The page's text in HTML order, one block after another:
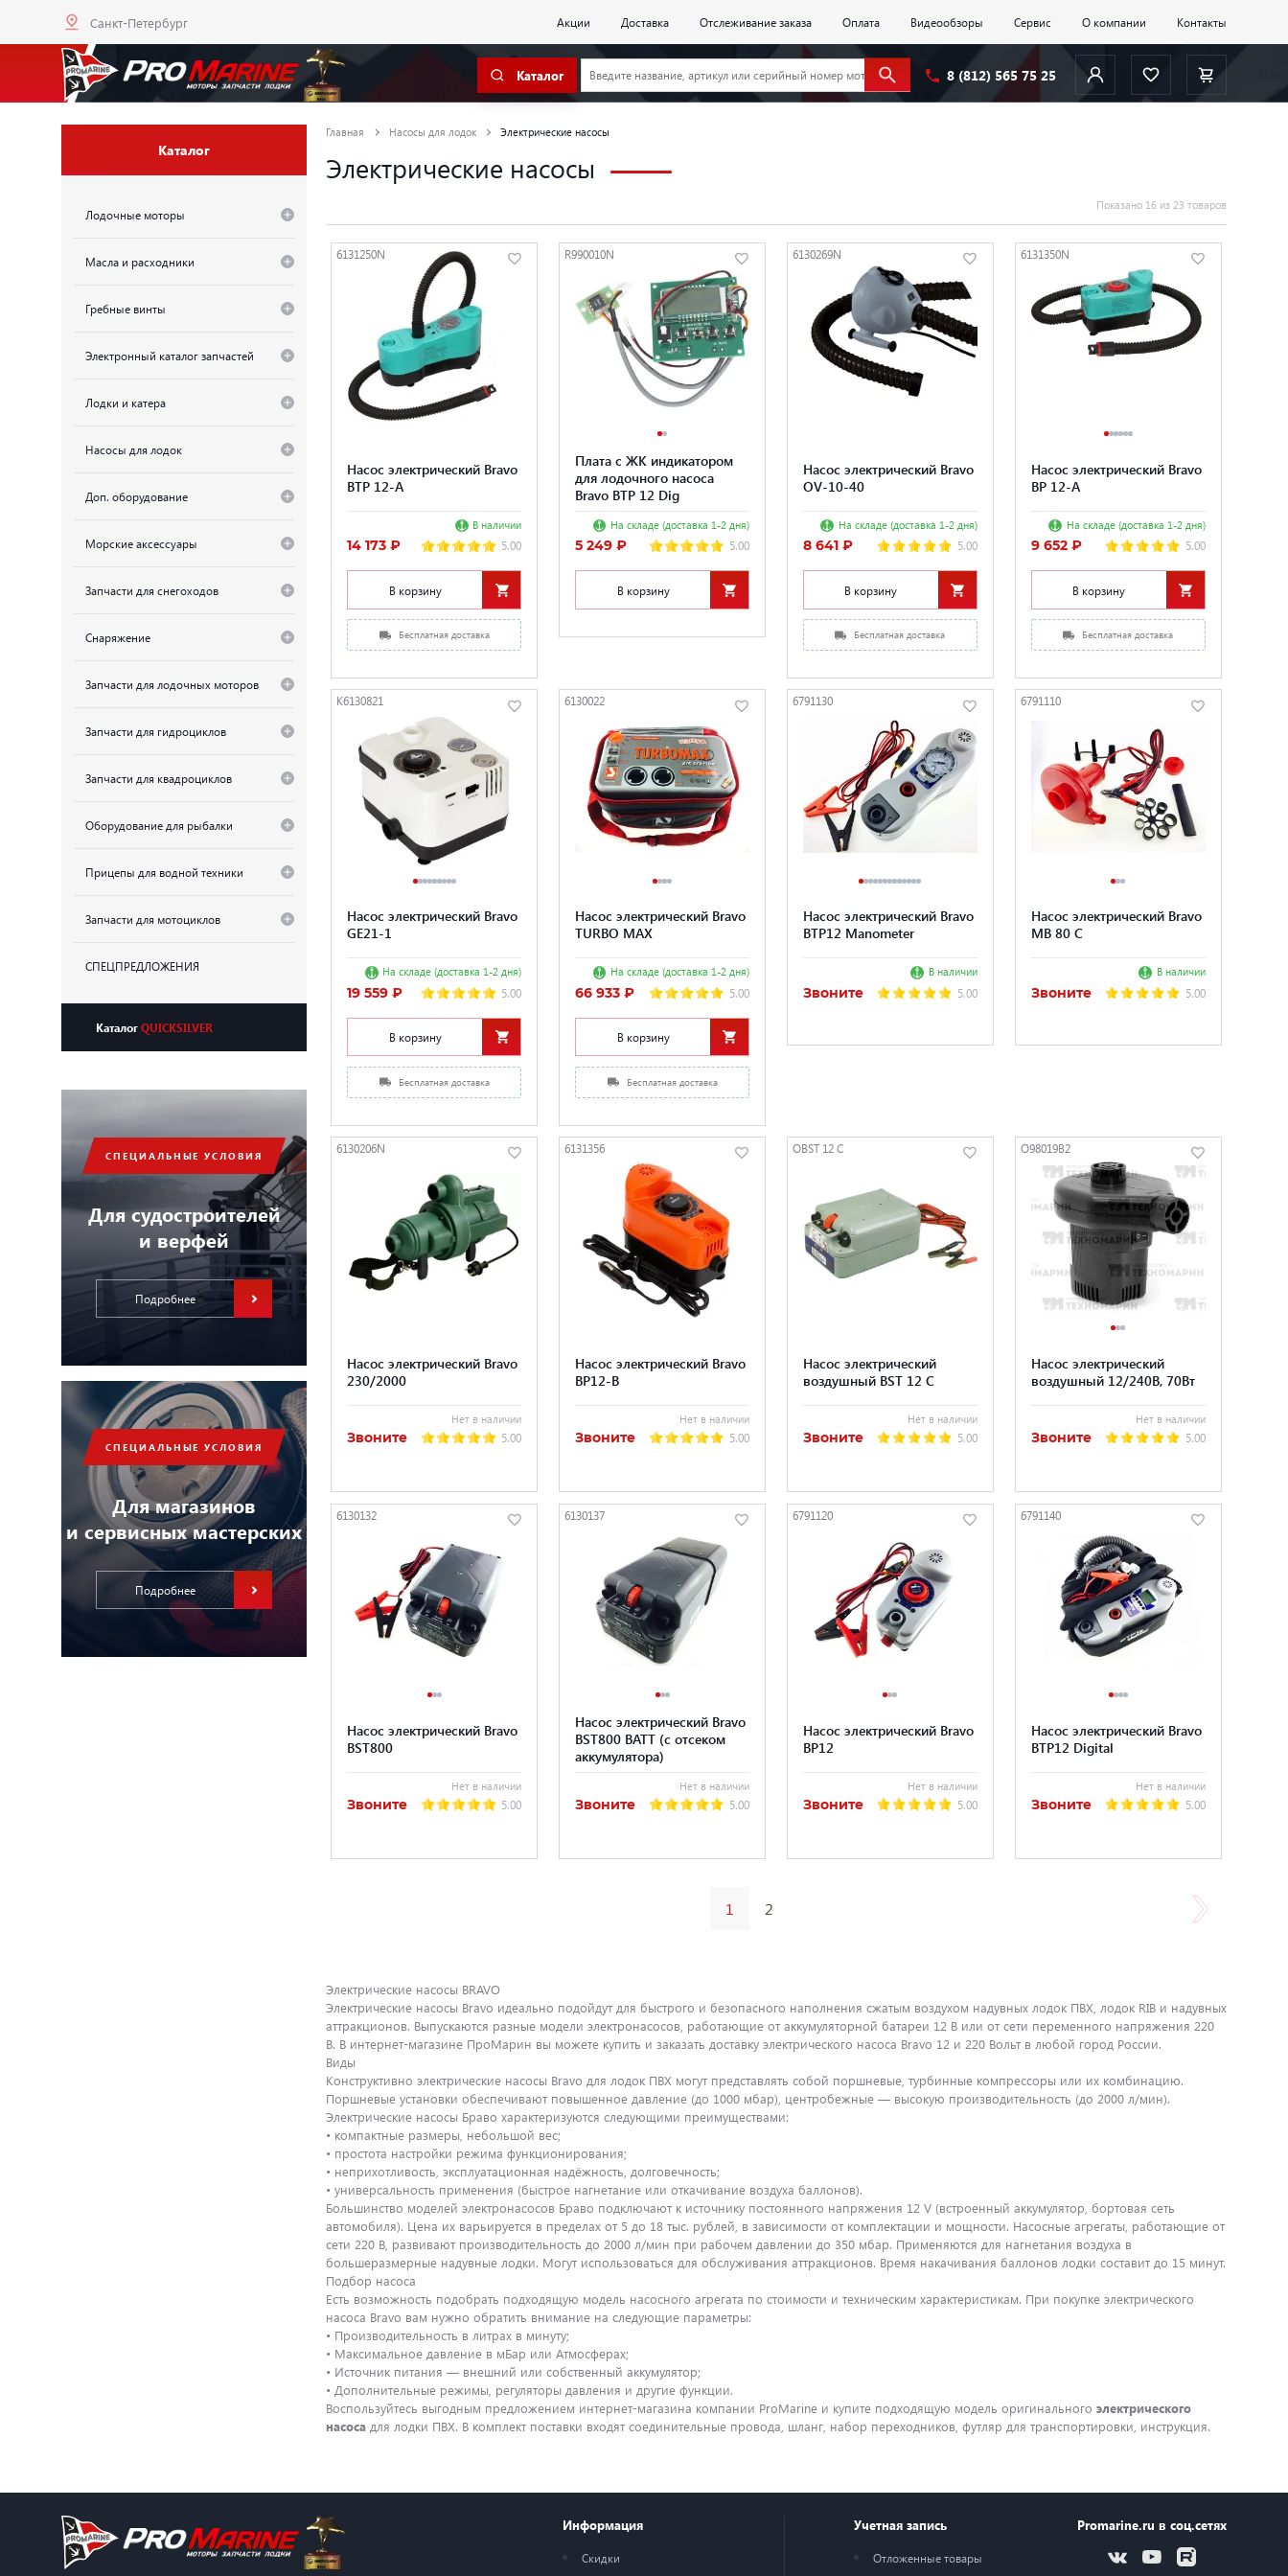
Санкт-Петербург Акции Доставка Отслеживание заказа Оплата Видеообзоры Сервис О компании Контакты
Каталог 8 (812) 565 75 25
Каталог
Лодочные моторы
Масла и расходники
Гребные винты
Электронный каталог запчастей
Лодки и катера
Насосы для лодок
Доп. оборудование
Морские аксессуары
Запчасти для снегоходов
Снаряжение
Запчасти для лодочных моторов
Запчасти для гидроциклов
Запчасти для квадроциклов
Оборудование для рыбалки
Прицепы для водной техники
Запчасти для мотоциклов
СПЕЦПРЕДЛОЖЕНИЯ
КаталогQUICKSILVER
СПЕЦИАЛЬНЫЕ УСЛОВИЯ
Для судостроителей
и верфей
Подробнее
СПЕЦИАЛЬНЫЕ УСЛОВИЯ
Для магазинов
и сервисных мастерских
Подробнее
Главная Насосы для лодок Электрические насосы
Электрические насосы
Показано 16 из 23 товаров
6131250N
Насос электрический Bravo
BTP 12-A
В наличии
14 173 ₽ 5.00
В корзину
Бесплатная доставка
R990010N
Плата с ЖК индикатором
для лодочного насоса
Bravo BTP 12 Dig
На складе (доставка 1-2 дня)
5 249 ₽ 5.00
В корзину
6130269N
Насос электрический Bravo
OV-10-40
На складе (доставка 1-2 дня)
8 641 ₽ 5.00
В корзину
Бесплатная доставка
6131350N
Насос электрический Bravo
BP 12-A
На складе (доставка 1-2 дня)
9 652 ₽ 5.00
В корзину
Бесплатная доставка
K6130821
Насос электрический Bravo
GE21-1
На складе (доставка 1-2 дня)
19 559 ₽ 5.00
В корзину
Бесплатная доставка
6130022
Насос электрический Bravo
TURBO MAX
На складе (доставка 1-2 дня)
66 933 ₽ 5.00
В корзину
Бесплатная доставка
6791130
Насос электрический Bravo
BTP12 Manometer
В наличии
Звоните 5.00
6791110
Насос электрический Bravo
MB 80 С
В наличии
Звоните 5.00
6130206N
Насос электрический Bravo
230/2000
Нет в наличии
Звоните 5.00
6131356
Насос электрический Bravo
BP12-B
Нет в наличии
Звоните 5.00
OBST 12 C
Насос электрический
воздушный BST 12 C
Нет в наличии
Звоните 5.00
O98019B2
Насос электрический
воздушный 12/240В, 70Вт
Нет в наличии
Звоните 5.00
6130132
Насос электрический Bravo
BST800
Нет в наличии
Звоните 5.00
6130137
Насос электрический Bravo
BST800 BATT (с отсеком
аккумулятора)
Нет в наличии
Звоните 5.00
6791120
Насос электрический Bravo
BP12
Нет в наличии
Звоните 5.00
6791140
Насос электрический Bravo
BTP12 Digital
Нет в наличии
Звоните 5.00
1 2
Электрические насосы BRAVO
Электрические насосы Bravo идеально подойдут для быстрого и безопасного наполнения сжатым воздухом надувных лодок ПВХ, лодок RIB и надувных
аттракционов. Выпускаются разные модели электронасосов, работающие от аккумуляторной батареи 12 В или от сети переменного напряжения 220
В. В интернет-магазине ПроМарин вы можете купить и заказать доставку электрического насоса Bravo 12 и 220 Вольт в любой город России.
Виды
Конструктивно электрические насосы Bravo для лодок ПВХ могут представлять собой поршневые, турбинные компрессоры или их комбинацию.
Поршневые установки обеспечивают повышенное давление (до 1000 мбар), центробежные — высокую производительность (до 2000 л/мин).
Электрические насосы Браво характеризуются следующими преимуществами:
• компактные размеры, небольшой вес;
• простота настройки режима функционирования;
• неприхотливость, эксплуатационная надёжность, долговечность;
• универсальность применения (быстрое нагнетание или откачивание воздуха баллонов).
Большинство моделей электронасосов Браво подключают к источнику постоянного напряжения 12 V (встроенный аккумулятор, бортовая сеть
автомобиля). Цена их варьируется в пределах от 5 до 18 тыс. рублей, в зависимости от комплектации и мощности. Насосные агрегаты, работающие от
сети 220 В, развивают производительность до 2000 л/мин при рабочем давлении до 350 мбар. Применяются для нагнетания воздуха в
большеразмерные надувные лодки. Могут использоваться для обслуживания аттракционов. Время накачивания баллонов лодки составит до 15 минут.
Подбор насоса
Есть возможность подобрать подходящую модель насосного агрегата по стоимости и техническим характеристикам. При покупке электрического
насоса Bravo вам нужно обратить внимание на следующие параметры:
• Производительность в литрах в минуту;
• Максимальное давление в мБар или Атмосферах;
• Источник питания — внешний или собственный аккумулятор;
• Дополнительные режимы, регуляторы давления и другие функции.
Воспользуйтесь выгодным предложением интернет-магазина компании ProMarine и купите подходящую модель оригинального электрического
насоса для лодки ПВХ. В комплект поставки входят соединительные провода, шланг, набор переходников, футляр для транспортировки, инструкция.
Информация
Скидки
Учетная запись
Отложенные товары
Promarine.ru в соц.сетях